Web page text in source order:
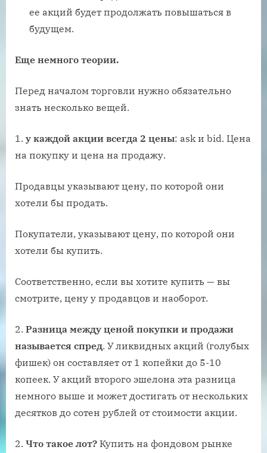
ее акций будет продолжать повышаться в
будущем.
Еще немного теории.
Перед началом торговли нужно обязательно
знать несколько вещей.
1. у каждой акции всегда 2 цены: ask и bid. Цена
на покупку и цена на продажу.
Продавцы указывают цену, по которой они
хотели бы продать.
Покупатели, указывают цену, по которой они
хотели бы купить.
Соответственно, если вы хотите купить — вы
смотрите, цену у продавцов и наоборот.
2. Разница между ценой покупки и продажи
называется спред. У ликвидных акций (голубых
фишек) он составляет от 1 копейки до 5-10
копеек. У акций второго эшелона эта разница
немного выше и может достигать от нескольких
десятков до сотен рублей от стоимости акции.
2. Что такое лот? Купить на фондовом рынке